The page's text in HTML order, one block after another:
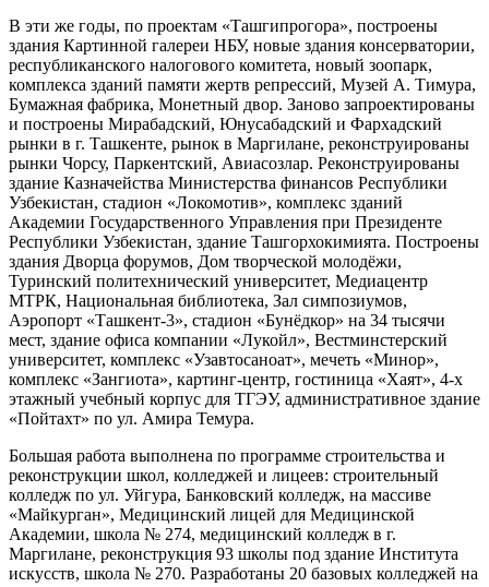
В эти же годы, по проектам «Ташгипрогора», построены
здания Картинной галереи НБУ, новые здания консерватории,
республиканского налогового комитета, новый зоопарк,
комплекса зданий памяти жертв репрессий, Музей А. Тимура,
Бумажная фабрика, Монетный двор. Заново запроектированы
и построены Мирабадский, Юнусабадский и Фархадский
рынки в г. Ташкенте, рынок в Маргилане, реконструированы
рынки Чорсу, Паркентский, Авиасозлар. Реконструированы
здание Казначейства Министерства финансов Республики
Узбекистан, стадион «Локомотив», комплекс зданий
Академии Государственного Управления при Президенте
Республики Узбекистан, здание Ташгорхокимията. Построены
здания Дворца форумов, Дом творческой молодёжи,
Туринский политехнический университет, Медиацентр
МТРК, Национальная библиотека, Зал симпозиумов,
Аэропорт «Ташкент-3», стадион «Бунёдкор» на 34 тысячи
мест, здание офиса компании «Лукойл», Вестминстерский
университет, комплекс «Узавтосаноат», мечеть «Минор»,
комплекс «Зангиота», картинг-центр, гостиница «Хаят», 4-х
этажный учебный корпус для ТГЭУ, административное здание
«Пойтахт» по ул. Амира Темура.
Большая работа выполнена по программе строительства и
реконструкции школ, колледжей и лицеев: строительный
колледж по ул. Уйгура, Банковский колледж, на массиве
«Майкурган», Медицинский лицей для Медицинской
Академии, школа № 274, медицинский колледж в г.
Маргилане, реконструкция 93 школы под здание Института
искусств, школа № 270. Разработаны 20 базовых колледжей на